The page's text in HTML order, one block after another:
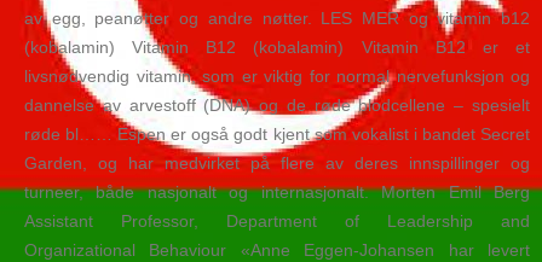
av egg, peanøtter og andre nøtter. LES MER og vitamin b12
(kobalamin) Vitamin B12 (kobalamin) Vitamin B12 er et
livsnødvendig vitamin, som er viktig for normal nervefunksjon og
dannelse av arvestoff (DNA) og de røde blodcellene – spesielt
røde bl…… Espen er også godt kjent som vokalist i bandet Secret
Garden, og har medvirket på flere av deres innspillinger og
turneer, både nasjonalt og internasjonalt. Morten Emil Berg
Assistant Professor, Department of Leadership and
Organizational Behaviour «Anne Eggen-Johansen har levert